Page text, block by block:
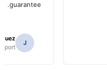
guarantee.
J